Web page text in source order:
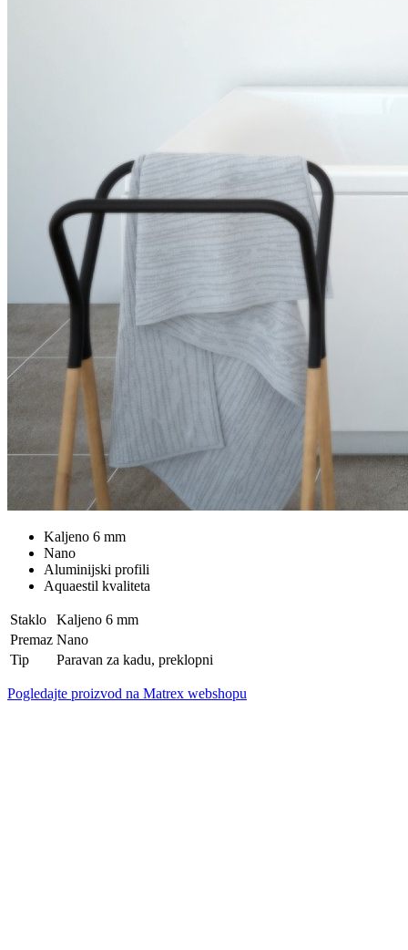
Kaljeno 6 mm
Nano
Aluminijski profili
Aquaestil kvaliteta
Staklo
Kaljeno 6 mm
Premaz Nano
Tip
Paravan za kadu, preklopni
Pogledajte proizvod na Matrex webshopu